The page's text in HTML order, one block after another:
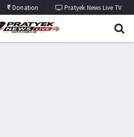
Donation Pratyek News Live TV